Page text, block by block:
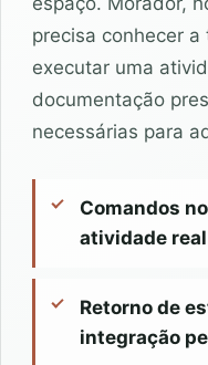
precisa conhecer
executar uma
documentação
necessárias para
Comandos
atividade real
Retorno de
integração